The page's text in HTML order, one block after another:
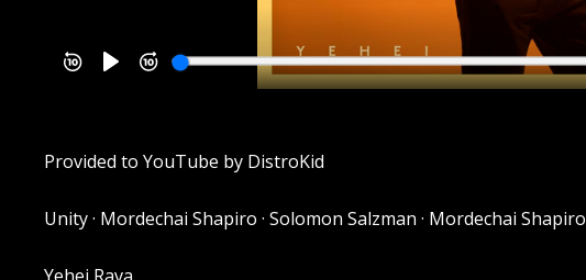
Provided to YouTube by DistroKid
Unity · Mordechai Shapiro · Solomon Salzman · Mordechai Shapiro